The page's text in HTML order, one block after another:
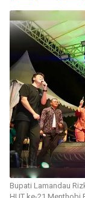
Bupati Lamandau